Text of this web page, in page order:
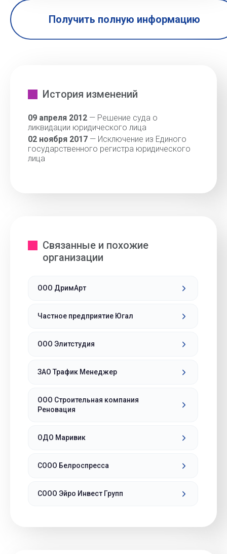
Получить полную информацию
История изменений
09 апреля 2012 — Решение суда о
ликвидации юридического лица
02 ноября 2017 — Исключение из Единого
государственного регистра юридического
лица
Связанные и похожие
организации
ООО ДримАрт
Частное предприятие Югал
ООО Элитстудия
ЗАО Трафик Менеджер
ООО Строительная компания
Реновация
ОДО Маривик
СООО Белроспресса
СООО Эйро Инвест Групп